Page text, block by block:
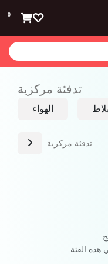
0
تدفئة مركزية
الهواء
تدفئة مركزية